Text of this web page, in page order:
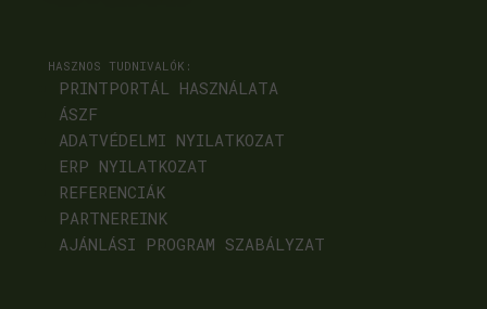
HASZNOS TUDNIVALÓK:
PRINTPORTÁL HASZNÁLATA
ÁSZF
ADATVÉDELMI NYILATKOZAT
ERP NYILATKOZAT
REFERENCIÁK
PARTNEREINK
AJÁNLÁSI PROGRAM SZABÁLYZAT